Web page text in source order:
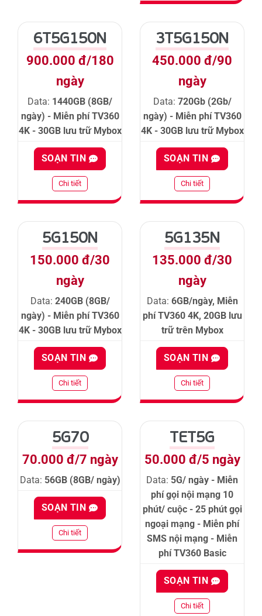
6T5G150N
900.000 đ/180
ngày
Data: 1440GB (8GB/
ngày) - Miễn phí TV360
4K - 30GB lưu trữ Mybox
SOẠN TIN
Chi tiết
3T5G150N
450.000 đ/90
ngày
Data: 720Gb (2Gb/
ngày) - Miễn phí TV360
4K - 30GB lưu trữ Mybox
SOẠN TIN
Chi tiết
5G150N
150.000 đ/30
ngày
Data: 240GB (8GB/
ngày) - Miễn phí TV360
4K - 30GB lưu trữ Mybox
SOẠN TIN
Chi tiết
5G135N
135.000 đ/30
ngày
Data: 6GB/ngày, Miễn
phí TV360 4K, 20GB lưu
trữ trên Mybox
SOẠN TIN
Chi tiết
5G70
70.000 đ/7 ngày
Data: 56GB (8GB/ ngày)
SOẠN TIN
Chi tiết
TET5G
50.000 đ/5 ngày
Data: 5G/ ngày - Miễn
phí gọi nội mạng 10
phút/ cuộc - 25 phút gọi
ngoại mạng - Miễn phí
SMS nội mạng - Miễn
phí TV360 Basic
SOẠN TIN
Chi tiết